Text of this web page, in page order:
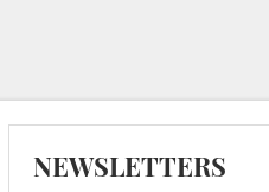
NEWSLETTERS